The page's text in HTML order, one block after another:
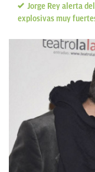
Jorge Rey alerta
explosivas muy